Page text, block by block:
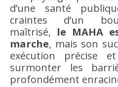
d’une santé
craintes d’un
maîtrisé, le MAHA
marche, mais son
exécution précise
surmonter les
profondément